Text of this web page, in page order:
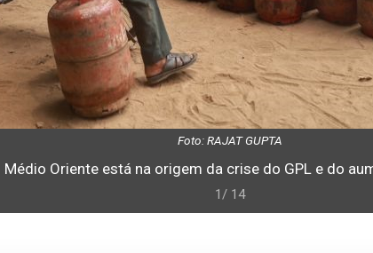
Foto: RAJAT GUPTA
Oriente está na origem da crise do GPL e do
1/ 14